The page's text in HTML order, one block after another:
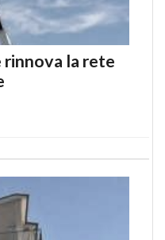
rinnova la rete